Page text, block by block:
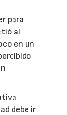
para
al
en un
debe ir